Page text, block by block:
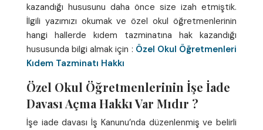
kazandığı hususunu daha önce size izah etmiştik.
İlgili yazımızı okumak ve özel okul öğretmenlerinin
hangi hallerde kıdem tazminatına hak kazandığı
hususunda bilgi almak için : Özel Okul Öğretmenleri
Kıdem Tazminatı Hakkı
Özel Okul Öğretmenlerinin İşe İade
Davası Açma Hakkı Var Mıdır ?
İşe iade davası İş Kanunu’nda düzenlenmiş ve belirli